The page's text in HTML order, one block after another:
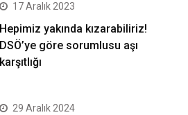
17 Aralık 2023
Hepimiz yakında kızarabiliriz!
DSÖ’ye göre sorumlusu aşı
karşıtlığı
29 Aralık 2024